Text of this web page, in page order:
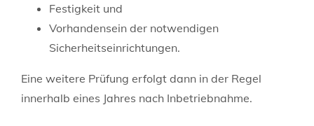
Festigkeit und
Vorhandensein der notwendigen
Sicherheitseinrichtungen.
Eine weitere Prüfung erfolgt dann in der Regel
innerhalb eines Jahres nach Inbetriebnahme.